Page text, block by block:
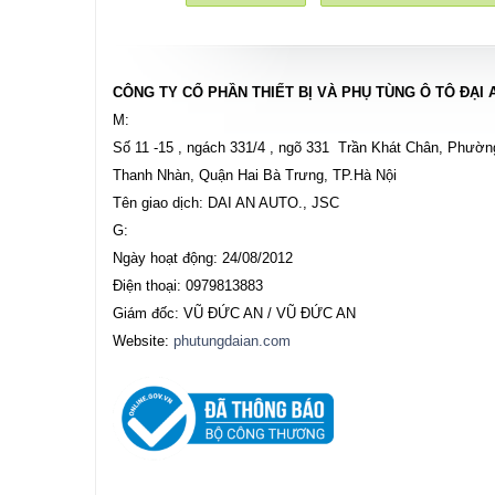
CÔNG TY CỔ PHẦN THIẾT BỊ VÀ PHỤ TÙNG Ô TÔ ĐẠI
M:
Số 11 -15 , ngách 331/4 , ngõ 331 Trần Khát Chân,
Thanh Nhàn, Quận Hai Bà Trưng, TP.Hà Nội
Tên giao dịch: DAI AN AUTO., JSC
G:
Ngày hoạt động: 24/08/2012
Điện thoại: 0979813883
Giám đốc: VŨ ĐỨC AN / VŨ ĐỨC AN
Website: phutungdaian.com